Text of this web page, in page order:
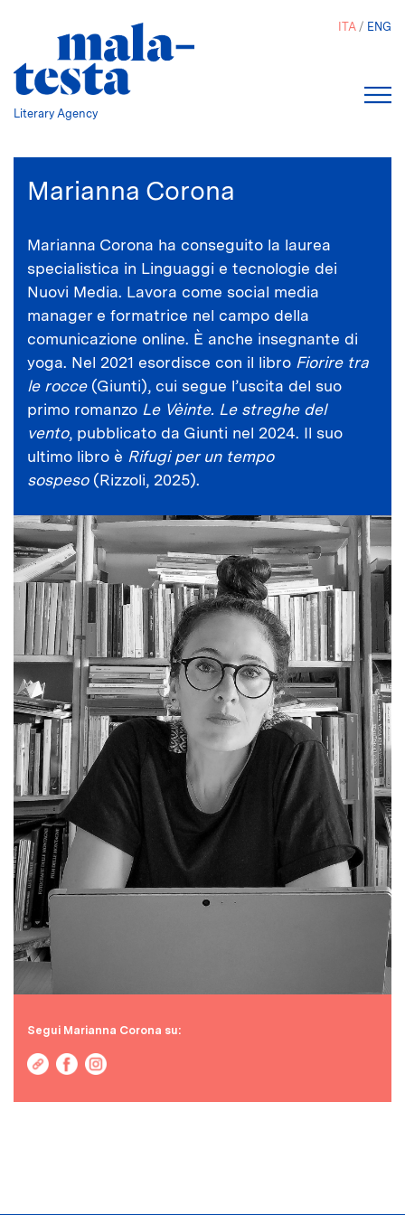
Literary Agency
ITA ENG
Marianna Corona
Marianna Corona ha conseguito la laurea
specialistica in Linguaggi e tecnologie dei
Nuovi Media. Lavora come social media
manager e formatrice nel campo della
comunicazione online. È anche insegnante di
yoga. Nel 2021 esordisce con il libro Fiorire tra
le rocce (Giunti), cui segue l’uscita del suo
primo romanzo Le Vèinte. Le streghe del
vento, pubblicato da Giunti nel 2024. Il suo
ultimo libro è Rifugi per un tempo
sospeso (Rizzoli, 2025).
Segui Marianna Corona su: